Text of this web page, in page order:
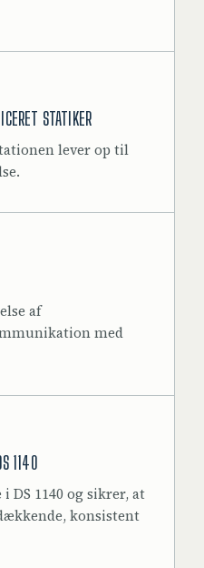
STATIKER
lever op til
af
med
1140
1140 og sikrer, at
konsistent